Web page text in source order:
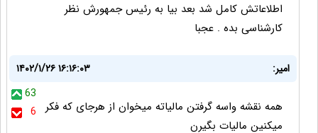
اطلاعاتش کامل شد بعد بیا به رئیس جمهورش نظر
کارشناسی بده . عجبا
امیر:
۱۴۰۲/۱/۲۶ ۱۶:۱۶:۰۳
63
6
همه نقشه واسه گرفتن مالیاته میخوان از هرجای که فکر
میکنین مالیات بگیرن